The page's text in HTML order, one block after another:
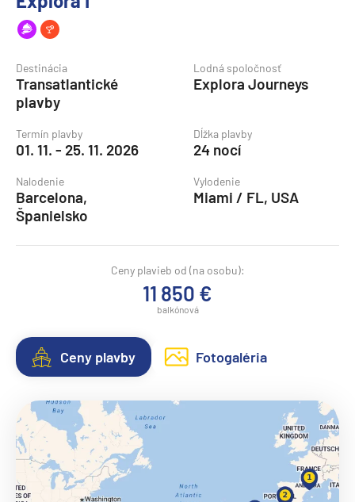
Destinácia
Transatlantické
plavby
Lodná spoločnosť
Explora Journeys
Termín plavby
01. 11. - 25. 11. 2026
Dĺžka plavby
24 nocí
Nalodenie
Barcelona,
Španielsko
Vylodenie
Miami / FL, USA
Ceny plavieb od (na osobu):
11 850 €
balkónová
Ceny plavby Fotogaléria